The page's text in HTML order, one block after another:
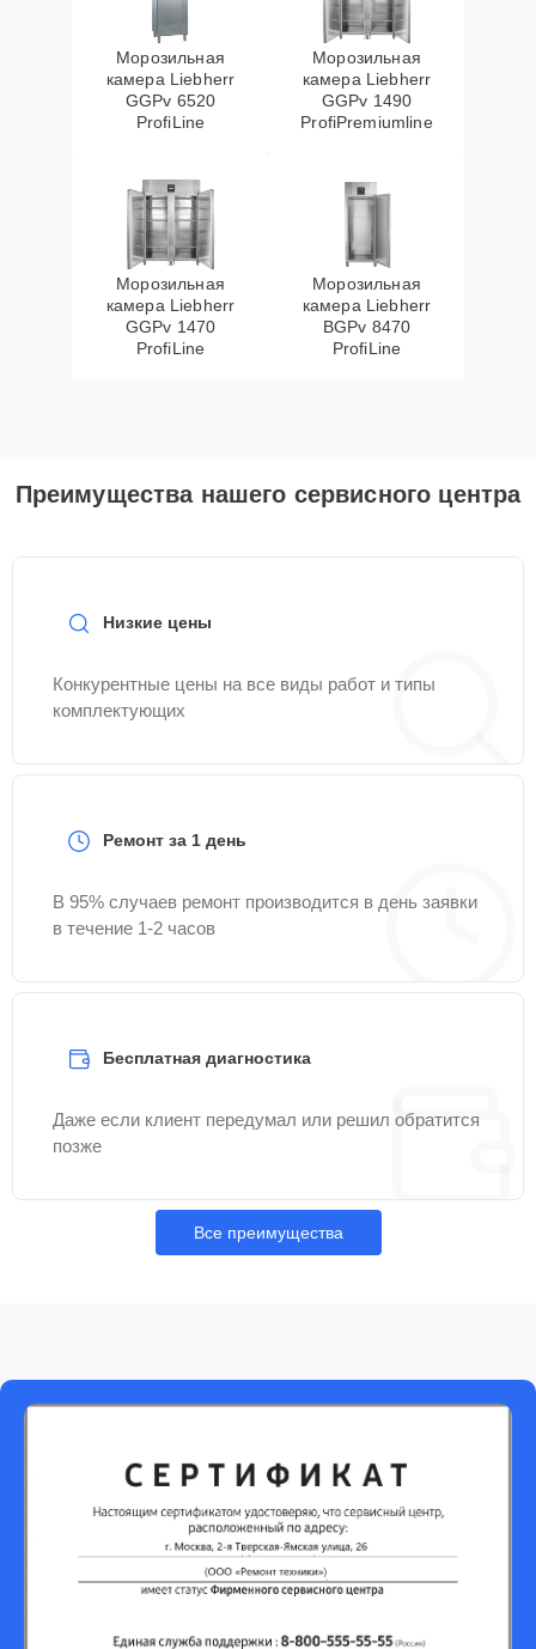
Морозильная
камера Liebherr
GGPv 6520
ProfiLine
Морозильная
камера Liebherr
GGPv 1490
ProfiPremiumline
Морозильная
камера Liebherr
GGPv 1470
ProfiLine
Морозильная
камера Liebherr
BGPv 8470
ProfiLine
Преимущества нашего сервисного центра
Низкие цены
Конкурентные цены на все виды работ и типы
комплектующих
Ремонт за 1 день
В 95% случаев ремонт производится в день заявки
в течение 1-2 часов
Бесплатная диагностика
Даже если клиент передумал или решил обратится
позже
Все преимущества